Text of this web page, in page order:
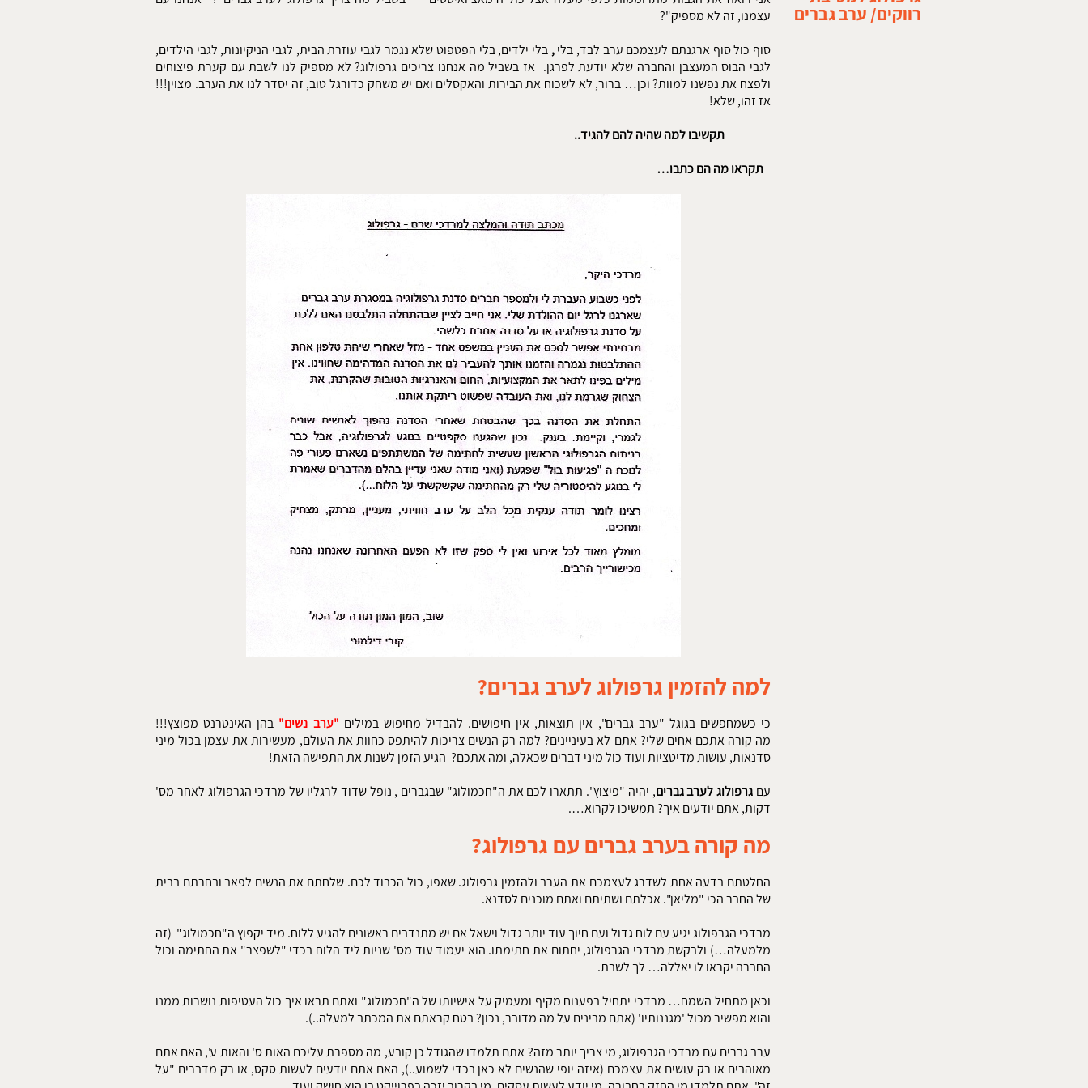
רווקים/ ערב גברים
עצמנו, זה לא מספיק"?
סוף כול סוף ארגנתם לעצמכם ערב לבד, בלי, בלי ילדים, בלי הפטפוט שלא נגמר לגבי עוזרת הבית, לגבי הניקיונות, לגבי הילדים,
לגבי הבוס המעצבן והחברה שלא יודעת לפרגן. אז בשביל מה אנחנו צריכים גרפולוג? לא מספיק לנו לשבת עם קערת פיצוחים
ולפצח את נפשנו למוות? וכן… ברור, לא לשכוח את הבירות והאקסלים ואם יש משחק כדורגל טוב, זה יסדר לנו את הערב. מצוין!!!
אז זהו, שלא!
תקשיבו למה שהיה להם להגיד..
תקראו מה הם כתבו…
למה להזמין גרפולוג לערב גברים?
כי כשמחפשים בגוגל "ערב גברים", אין תוצאות, אין חיפושים. להבדיל מחיפוש במילים "ערב נשים" בהן האינטרנט מפוצץ!!!
מה קורה אתכם אחים שלי? אתם לא בעיניינים? למה רק הנשים צריכות להיתפס כחוות את העולם, מעשירות את עצמן בכול מיני
סדנאות, עושות מדיטציות ועוד כול מיני דברים שכאלה, ומה אתכם? הגיע הזמן לשנות את התפישה הזאת!
עם גרפולוג לערב גברים, יהיה "פיצוץ". תתארו לכם את ה"חכמולוג" שבגברים , נופל שדוד לרגליו של מרדכי הגרפולוג לאחר מס'
דקות, אתם יודעים איך? תמשיכו לקרוא….
מה קורה בערב גברים עם גרפולוג?
החלטתם בדעה אחת לשדרג לעצמכם את הערב ולהזמין גרפולוג. שאפו, כול הכבוד לכם. שלחתם את הנשים לפאב ובחרתם בבית
של החבר הכי "מליאן". אכלתם ושתיתם ואתם מוכנים לסדנא.
מרדכי הגרפולוג יגיע עם לוח גדול ועם חיוך עוד יותר גדול וישאל אם יש מתנדבים ראשונים להגיע ללוח. מיד יקפוץ ה"חכמולוג" (זה
מלמעלה…) ולבקשת מרדכי הגרפולוג, יחתום את חתימתו. הוא יעמוד עוד מס' שניות ליד הלוח בכדי "לשפצר" את החתימה וכול
החברה יקראו לו יאללה… לך לשבת.
וכאן מתחיל השמח… מרדכי יתחיל בפענוח מקיף ומעמיק על אישיותו של ה"חכמולוג" ואתם תראו איך כול העטיפות נושרות ממנו
והוא מפשיר מכול 'מגננותיו' (אתם מבינים על מה מדובר, נכון? בטח קראתם את המכתב למעלה..).
ערב גברים עם מרדכי הגרפולוג, מי צריך יותר מזה? אתם תלמדו שהגודל כן קובע, מה מספרת עליכם האות ס' והאות ע', האם אתם
מאוהבים או רק עושים את עצמכם (איזה יופי שהנשים לא כאן בכדי לשמוע..), האם אתם יודעים לעשות סקס, או רק מדברים "על